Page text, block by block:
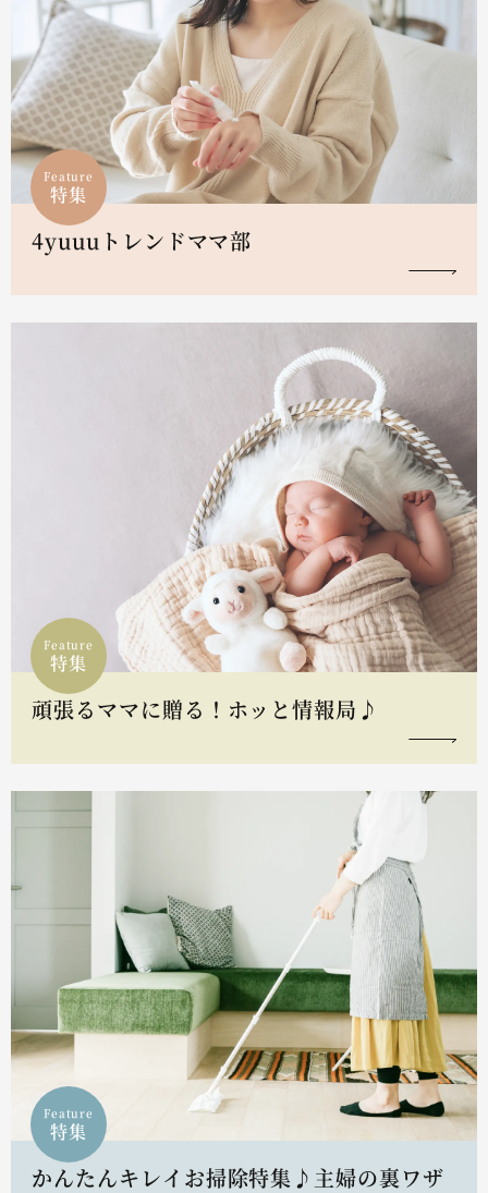
Feature
特集
4yuuuトレンドママ部
Feature
特集
頑張るママに贈る！ホッと情報局♪
Feature
特集
かんたんキレイお掃除特集♪主婦の裏ワザ